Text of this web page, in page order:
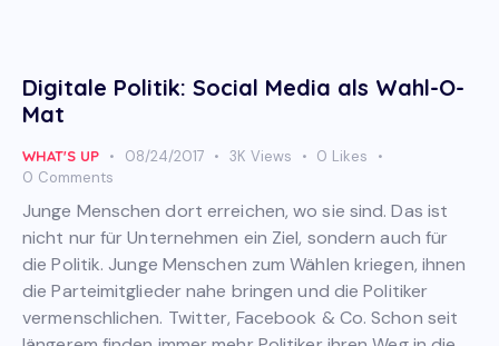
Digitale Politik: Social Media als Wahl-O-
Mat
WHAT'S UP 08/24/2017 3K Views 0 Likes
0 Comments
Junge Menschen dort erreichen, wo sie sind. Das ist
nicht nur für Unternehmen ein Ziel, sondern auch für
die Politik. Junge Menschen zum Wählen kriegen, ihnen
die Parteimitglieder nahe bringen und die Politiker
vermenschlichen. Twitter, Facebook & Co. Schon seit